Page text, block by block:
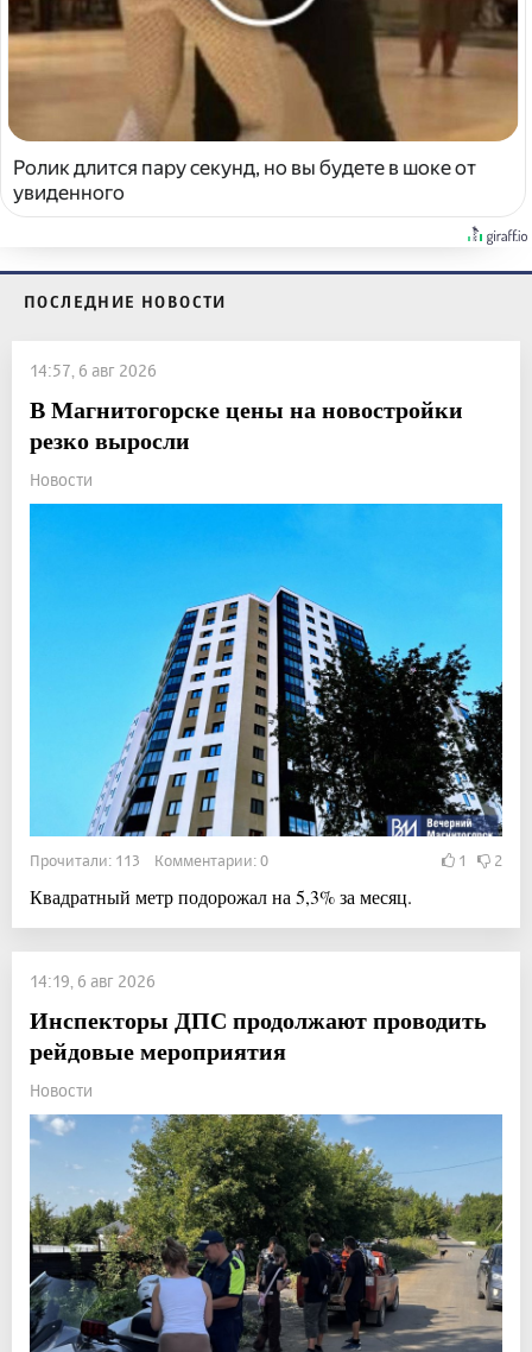
Ролик длится пару секунд, но вы будете в шоке от
увиденного
ПОСЛЕДНИЕ НОВОСТИ
14:57, 6 авг 2026
В Магнитогорске цены на новостройки
резко выросли
Новости
Прочитали: 113 Комментарии: 0 1 2
Квадратный метр подорожал на 5,3% за месяц.
14:19, 6 авг 2026
Инспекторы ДПС продолжают проводить
рейдовые мероприятия
Новости